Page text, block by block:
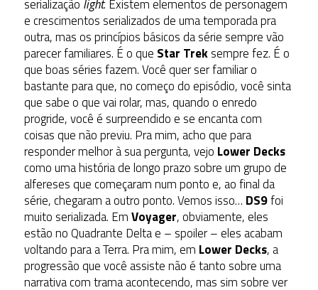
serialização light. Existem elementos de personagem
e crescimentos serializados de uma temporada pra
outra, mas os princípios básicos da série sempre vão
parecer familiares. É o que Star Treksempre fez. É o
que boas séries fazem. Você quer ser familiar o
bastante para que, no começo do episódio, você sinta
que sabe o que vai rolar, mas, quando o enredo
progride, você é surpreendido e se encanta com
coisas que não previu. Pra mim, acho que para
responder melhor à sua pergunta, vejo Lower Decks
como uma história de longo prazo sobre um grupo de
alfereses que começaram num ponto e, ao final da
série, chegaram a outro ponto. Vemos isso… DS9foi
muito serializada. EmVoyager, obviamente, eles
estão no Quadrante Delta e – spoiler – eles acabam
voltando para a Terra. Pra mim, em Lower Decks, a
progressão que você assiste não é tanto sobre uma
narrativa com trama acontecendo, mas sim sobre ver